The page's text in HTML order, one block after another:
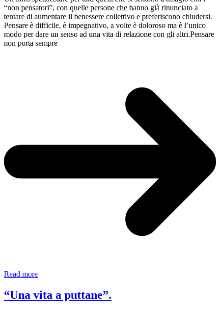
“non pensatori”, con quelle persone che hanno già rinunciato a
tentare di aumentare il benessere collettivo e preferiscono chiudersi.
Pensare è difficile, è impegnativo, a volte è doloroso ma è l’unico
modo per dare un senso ad una vita di relazione con gli altri.Pensare
non porta sempre
Read moreIl
di
pensare…
“Una vita a puttane”.